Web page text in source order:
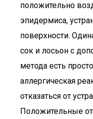
положительно
эпидермиса,
поверхности.
сок и лосьон с
метода есть
аллергическая
отказаться от
Положительные